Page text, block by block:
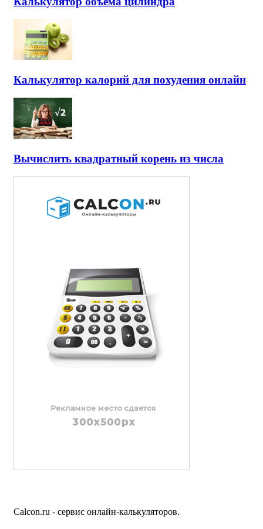
Калькулятор калорий для похудения онлайн
Вычислить квадратный корень из числа
Calcon.ru - сервис онлайн-калькуляторов.